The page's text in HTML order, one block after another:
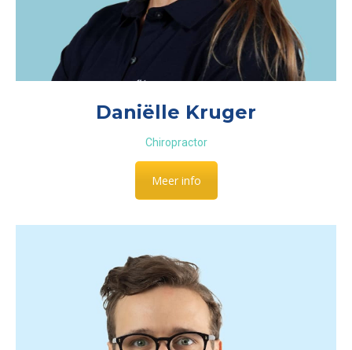
Daniëlle Kruger
Chiropractor
Meer info